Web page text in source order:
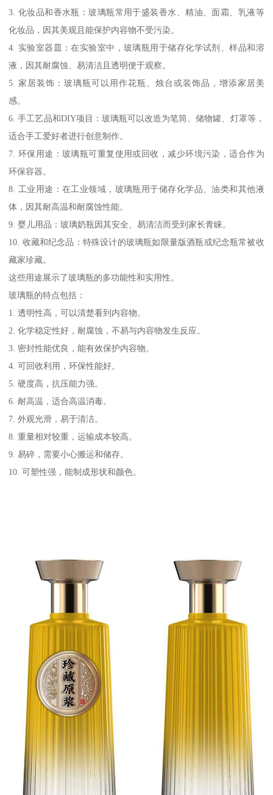
3. 化妆品和香水瓶：玻璃瓶常用于盛装香水、精油、面霜、乳液等
化妆品，因其美观且能保护内容物不受污染。
4. 实验室器皿：在实验室中，玻璃瓶用于储存化学试剂、样品和溶
液，因其耐腐蚀、易清洁且透明便于观察。
5. 家居装饰：玻璃瓶可以用作花瓶、烛台或装饰品，增添家居美
感。
6. 手工艺品和DIY项目：玻璃瓶可以改造为笔筒、储物罐、灯罩等，
适合手工爱好者进行创意制作。
7. 环保用途：玻璃瓶可重复使用或回收，减少环境污染，适合作为
环保容器。
8. 工业用途：在工业领域，玻璃瓶用于储存化学品、油类和其他液
体，因其耐高温和耐腐蚀性能。
9. 婴儿用品：玻璃奶瓶因其安全、易清洁而受到家长青睐。
10. 收藏和纪念品：特殊设计的玻璃瓶如限量版酒瓶或纪念瓶常被收
藏家珍藏。
这些用途展示了玻璃瓶的多功能性和实用性。
玻璃瓶的特点包括：
1. 透明性高，可以清楚看到内容物。
2. 化学稳定性好，耐腐蚀，不易与内容物发生反应。
3. 密封性能优良，能有效保护内容物。
4. 可回收利用，环保性能好。
5. 硬度高，抗压能力强。
6. 耐高温，适合高温消毒。
7. 外观光滑，易于清洁。
8. 重量相对较重，运输成本较高。
9. 易碎，需要小心搬运和储存。
10. 可塑性强，能制成形状和颜色。